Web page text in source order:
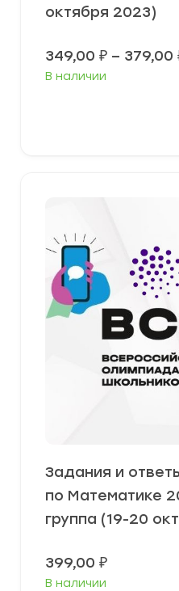
октября 2023)
349,00 ₽ – 379,00
В наличии
Задания и
по Математике
группа (19-20
399,00 ₽
В наличии